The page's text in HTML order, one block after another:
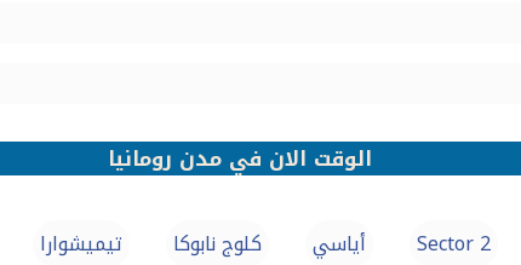
الوقت الان في مدن رومانيا
Sector 2 أياسي كلوج نابوكا تيميشوارا